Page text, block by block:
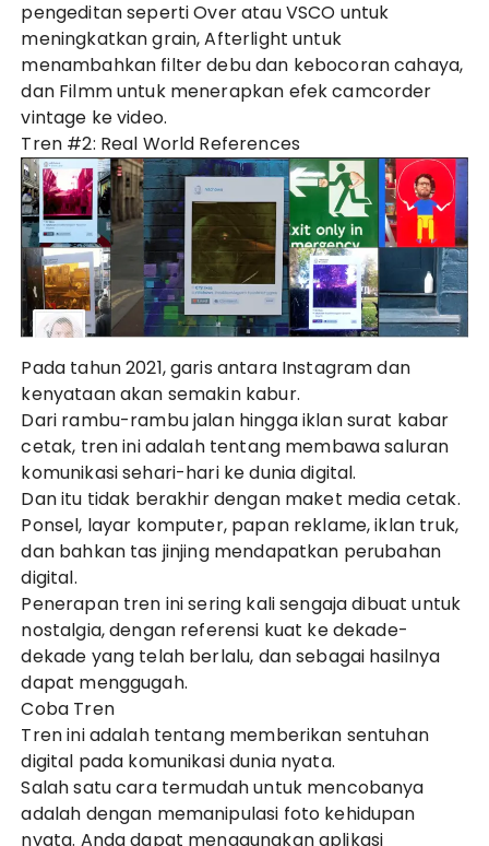
pengeditan seperti Over atau VSCO untuk
meningkatkan grain, Afterlight untuk
menambahkan filter debu dan kebocoran cahaya,
dan Filmm untuk menerapkan efek camcorder
vintage ke video.
Tren #2: Real World References
Pada tahun 2021, garis antara Instagram dan
kenyataan akan semakin kabur.
Dari rambu-rambu jalan hingga iklan surat kabar
cetak, tren ini adalah tentang membawa saluran
komunikasi sehari-hari ke dunia digital.
Dan itu tidak berakhir dengan maket media cetak.
Ponsel, layar komputer, papan reklame, iklan truk,
dan bahkan tas jinjing mendapatkan perubahan
digital.
Penerapan tren ini sering kali sengaja dibuat untuk
nostalgia, dengan referensi kuat ke dekade-
dekade yang telah berlalu, dan sebagai hasilnya
dapat menggugah.
Coba Tren
Tren ini adalah tentang memberikan sentuhan
digital pada komunikasi dunia nyata.
Salah satu cara termudah untuk mencobanya
adalah dengan memanipulasi foto kehidupan
nyata. Anda dapat menggunakan aplikasi